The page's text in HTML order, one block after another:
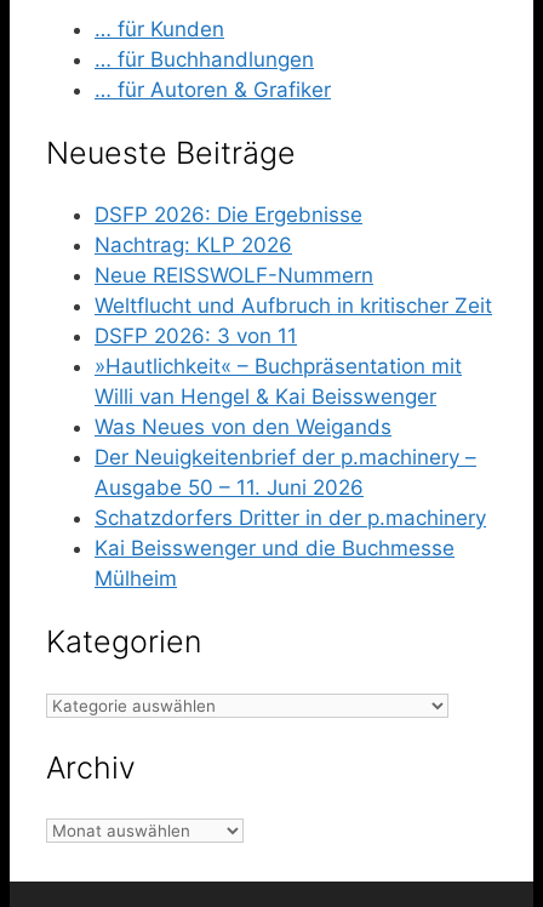
… für Kunden
… für Buchhandlungen
… für Autoren & Grafiker
Neueste Beiträge
DSFP 2026: Die Ergebnisse
Nachtrag: KLP 2026
Neue REISSWOLF-Nummern
Weltflucht und Aufbruch in kritischer Zeit
DSFP 2026: 3 von 11
»Hautlichkeit« – Buchpräsentation mit
Willi van Hengel & Kai Beisswenger
Was Neues von den Weigands
Der Neuigkeitenbrief der p.machinery –
Ausgabe 50 – 11. Juni 2026
Schatzdorfers Dritter in der p.machinery
Kai Beisswenger und die Buchmesse
Mülheim
Kategorien
Kategorien
Archiv
Archiv